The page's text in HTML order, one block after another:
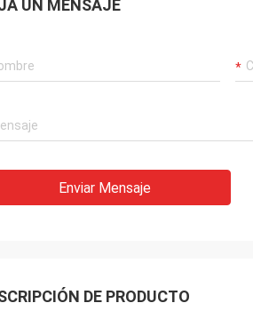
UN MENSAJE
Enviar Mensaje
DE PRODUCTO